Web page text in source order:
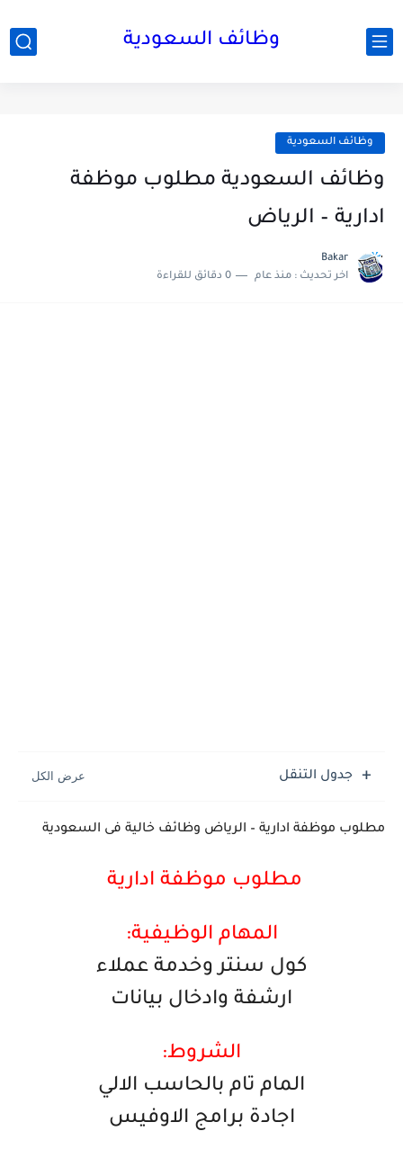
وظائف السعودية
وظائف السعودية
وظائف السعودية مطلوب موظفة
ادارية – الرياض
Bakar
اخر تحديث : منذ عام 0 دقائق للقراءة
جدول التنقل
مطلوب موظفة ادارية – الرياض وظائف خالية فى السعودية
مطلوب موظفة ادارية
المهام الوظيفية:
كول سنتر وخدمة عملاء
ارشفة وادخال بيانات
الشروط:
المام تام بالحاسب الالي
اجادة برامج الاوفيس